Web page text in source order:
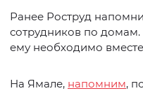
Ранее Роструд
сотрудников по домам.
ему необходимо
На Ямале, напомним,